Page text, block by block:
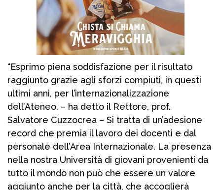
“Esprimo piena soddisfazione per il risultato
raggiunto grazie agli sforzi compiuti, in questi
ultimi anni, per l’internazionalizzazione
dell’Ateneo. – ha detto il Rettore, prof.
Salvatore Cuzzocrea – Si tratta di un’adesione
record che premia il lavoro dei docenti e dal
personale dell’Area Internazionale. La presenza
nella nostra Università di giovani provenienti da
tutto il mondo non può che essere un valore
aggiunto anche per la città, che accoglierà